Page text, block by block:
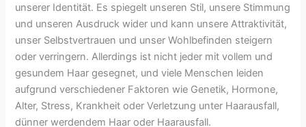
unserer Identität. Es spiegelt unseren Stil, unsere Stimmung
und unseren Ausdruck wider und kann unsere Attraktivität,
unser Selbstvertrauen und unser Wohlbefinden steigern
oder verringern. Allerdings ist nicht jeder mit vollem und
gesundem Haar gesegnet, und viele Menschen leiden
aufgrund verschiedener Faktoren wie Genetik, Hormone,
Alter, Stress, Krankheit oder Verletzung unter Haarausfall,
dünner werdendem Haar oder Haarausfall.